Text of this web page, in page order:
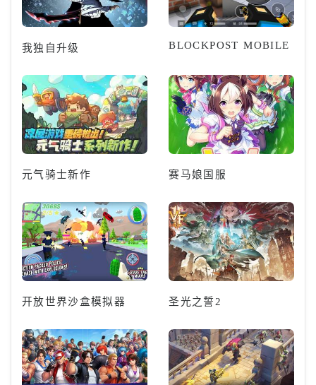
我独自升级 BLOCKPOST MOBILE
元气骑士新作 赛马娘国服
开放世界沙盒模拟器 圣光之誓2